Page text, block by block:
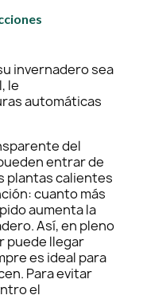
invernadero sea
le
automáticas
del
entrar de
plantas calientes
cuanto más
aumenta la
Así, en pleno
puede llegar
es ideal para
Para evitar
el